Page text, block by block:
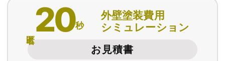
20秒
外壁塗装費用
シミュレーション
お見積書